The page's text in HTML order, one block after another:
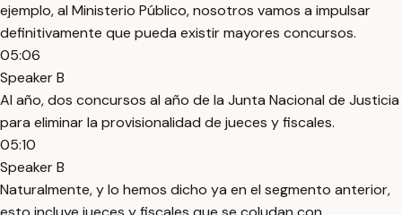
ejemplo, al Ministerio Público, nosotros vamos a impulsar
definitivamente que pueda existir mayores concursos.
05:06
Speaker B
Al año, dos concursos al año de la Junta Nacional de Justicia
para eliminar la provisionalidad de jueces y fiscales.
05:10
Speaker B
Naturalmente, y lo hemos dicho ya en el segmento anterior,